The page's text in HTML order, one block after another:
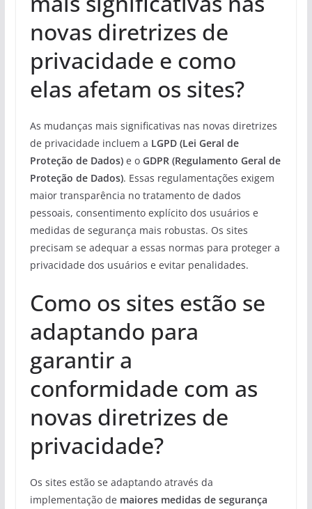
novas diretrizes de
privacidade e como
elas afetam os sites?
As mudanças mais significativas nas novas diretrizes
de privacidade incluem a LGPD (Lei Geral de
Proteção de Dados)e o GDPR (Regulamento Geral de
Proteção de Dados). Essas regulamentações exigem
maior transparência no tratamento de dados
pessoais, consentimento explícito dos usuários e
medidas de segurança mais robustas. Os sites
precisam se adequar a essas normas para proteger a
privacidade dos usuários e evitar penalidades.
Como os sites estão se
adaptando para
garantir a
conformidade com as
novas diretrizes de
privacidade?
Os sites estão se adaptando através da
implementação de maiores medidas de segurança